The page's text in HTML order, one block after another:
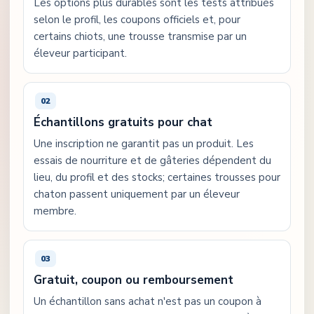
Les options plus durables sont les tests attribués
selon le profil, les coupons officiels et, pour
certains chiots, une trousse transmise par un
éleveur participant.
Échantillons gratuits pour chat
Une inscription ne garantit pas un produit. Les
essais de nourriture et de gâteries dépendent du
lieu, du profil et des stocks; certaines trousses pour
chaton passent uniquement par un éleveur
membre.
Gratuit, coupon ou remboursement
Un échantillon sans achat n'est pas un coupon à